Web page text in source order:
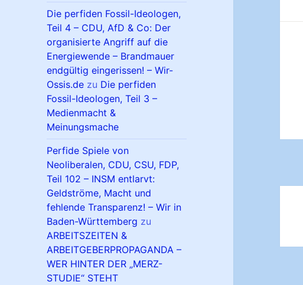
Die perfiden Fossil-Ideologen,
Teil 4 – CDU, AfD & Co: Der
organisierte Angriff auf die
Energiewende – Brandmauer
endgültig eingerissen! – Wir-
Ossis.de zu Die perfiden
Fossil-Ideologen, Teil 3 –
Medienmacht &
Meinungsmache
Perfide Spiele von
Neoliberalen, CDU, CSU, FDP,
Teil 102 – INSM entlarvt:
Geldströme, Macht und
fehlende Transparenz! – Wir in
Baden-Württemberg zu
ARBEITSZEITEN &
ARBEITGEBERPROPAGANDA –
WER HINTER DER „MERZ-
STUDIE“ STEHT